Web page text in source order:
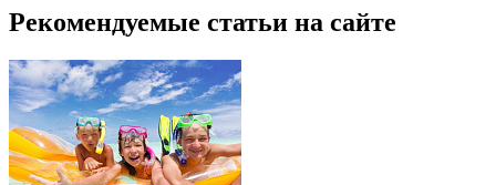
Рекомендуемые статьи на сайте